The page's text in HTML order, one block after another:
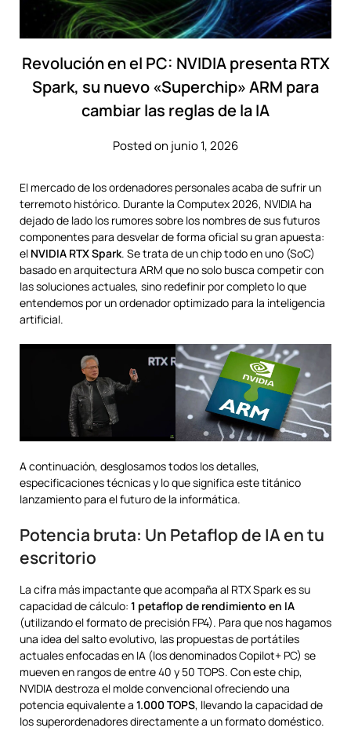
Revolución en el PC: NVIDIA presenta RTX
Spark, su nuevo «Superchip» ARM para
cambiar las reglas de la IA
Posted on junio 1, 2026
El mercado de los ordenadores personales acaba de sufrir un
terremoto histórico. Durante la Computex 2026, NVIDIA ha
dejado de lado los rumores sobre los nombres de sus futuros
componentes para desvelar de forma oficial su gran apuesta:
el NVIDIA RTX Spark. Se trata de un chip todo en uno (SoC)
basado en arquitectura ARM que no solo busca competir con
las soluciones actuales, sino redefinir por completo lo que
entendemos por un ordenador optimizado para la inteligencia
artificial.
A continuación, desglosamos todos los detalles,
especificaciones técnicas y lo que significa este titánico
lanzamiento para el futuro de la informática.
Potencia bruta: Un Petaflop de IA en tu
escritorio
La cifra más impactante que acompaña al RTX Spark es su
capacidad de cálculo: 1 petaflop de rendimiento en IA
(utilizando el formato de precisión FP4). Para que nos hagamos
una idea del salto evolutivo, las propuestas de portátiles
actuales enfocadas en IA (los denominados Copilot+ PC) se
mueven en rangos de entre 40 y 50 TOPS. Con este chip,
NVIDIA destroza el molde convencional ofreciendo una
potencia equivalente a 1.000 TOPS, llevando la capacidad de
los superordenadores directamente a un formato doméstico.